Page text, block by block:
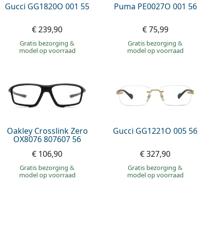
Gucci GG1820O 001 55
€ 239,90
Gratis bezorging&
model op voorraad
Puma PE0027O 001 56
€ 75,99
Gratis bezorging&
model op voorraad
Oakley Crosslink Zero
OX8076 807607 56
€ 106,90
Gratis bezorging&
model op voorraad
Gucci GG1221O 005 56
€ 327,90
Gratis bezorging&
model op voorraad